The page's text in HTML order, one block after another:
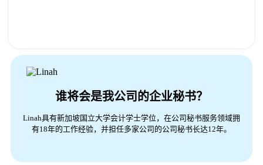
谁将会是我公司的企业秘书？
Linah具有新加坡国立大学会计学士学位，在公司秘书服务领域拥
有18年的工作经验，并担任多家公司的公司秘书长达12年。